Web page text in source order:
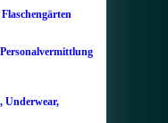
Underwear,